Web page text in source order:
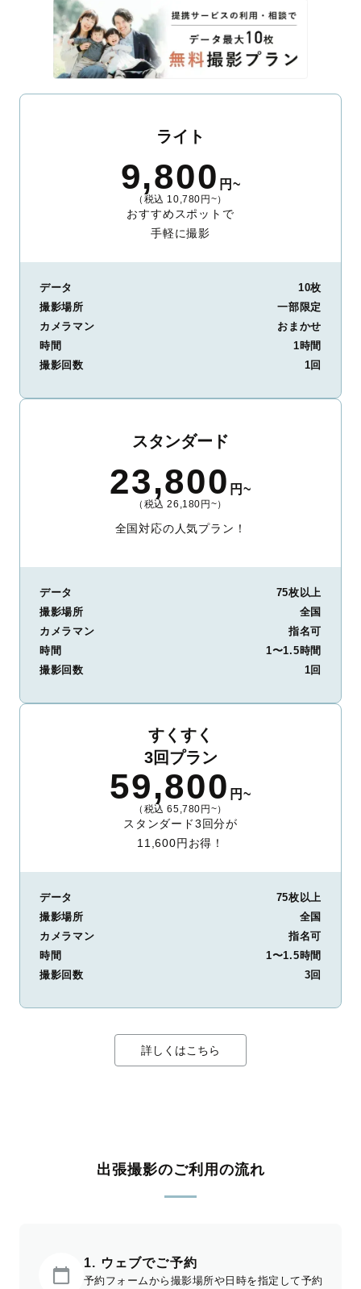
ライト
9,800 円~
（税込 10,780円~）
おすすめスポットで
手軽に撮影
データ
10枚
撮影場所
一部限定
カメラマン
おまかせ
時間
1時間
撮影回数
1回
スタンダード
23,800 円~
（税込 26,180円~）
全国対応の人気プラン！
データ
75枚以上
撮影場所
全国
カメラマン
指名可
時間
1〜1.5時間
撮影回数
1回
すくすく
3回プラン
59,800 円~
（税込 65,780円~）
スタンダード3回分が
11,600円お得！
データ
75枚以上
撮影場所
全国
カメラマン
指名可
時間
1〜1.5時間
撮影回数
3回
詳しくはこちら
出張撮影のご利用の流れ
1. ウェブでご予約
予約フォームから撮影場所や日時を指定して予約